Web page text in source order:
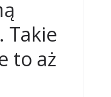
Takie
to aż